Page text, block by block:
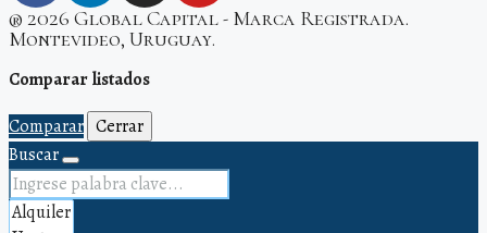
® 2026 Global Capital - Marca Registrada.
Montevideo, Uruguay.
Comparar listados
Comparar Cerrar
Buscar